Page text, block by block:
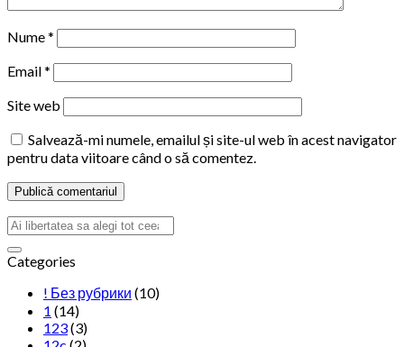
Nume*
Email*
Site web
Salvează-mi numele, emailul și site-ul web în acest navigator
pentru data viitoare când o să comentez.
Categories
! Без рубрики (10)
1 (14)
123(3)